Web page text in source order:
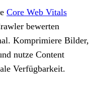
Core Web Vitals
bewerten
Komprimiere Bilder,
nutze Content
Verfügbarkeit.